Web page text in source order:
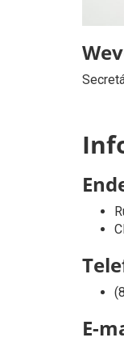
E-